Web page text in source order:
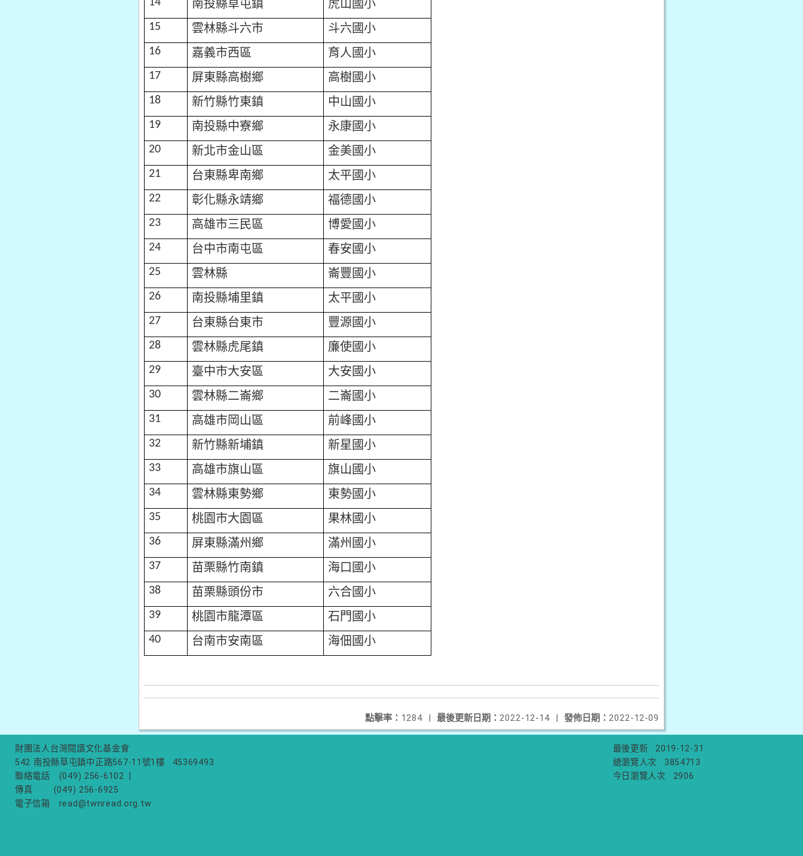
14 南投縣草屯鎮 虎山國小
15 雲林縣斗六市 斗六國小
16 嘉義市西區 育人國小
17 屏東縣高樹鄉 高樹國小
18 新竹縣竹東鎮 中山國小
19 南投縣中寮鄉 永康國小
20 新北市金山區 金美國小
21 台東縣卑南鄉 太平國小
22 彰化縣永靖鄉 福德國小
23 高雄市三民區 博愛國小
24 台中市南屯區 春安國小
25 雲林縣 崙豐國小
26 南投縣埔里鎮 太平國小
27 台東縣台東市 豐源國小
28 雲林縣虎尾鎮 廉使國小
29 臺中市大安區 大安國小
30 雲林縣二崙鄉 二崙國小
31 高雄市岡山區 前峰國小
32 新竹縣新埔鎮 新星國小
33 高雄市旗山區 旗山國小
34 雲林縣東勢鄉 東勢國小
35 桃園市大園區 果林國小
36 屏東縣滿州鄉 滿州國小
37 苗栗縣竹南鎮 海口國小
38 苗栗縣頭份市 六合國小
39 桃園市龍潭區 石門國小
40 台南市安南區 海佃國小
發佈日期： 2022-12-09
最後更新日期： 2022-12-14 |
點擊率： 1284 |
財團法人台灣閱讀文化基金會
542 南投縣草屯鎮中正路567-11號1樓
45369493
聯絡電話
(049) 256-6102
傳真
(049) 256-6925
電子信箱
read@twnread.org.tw
最後更新
2019-12-31
總瀏覽人次
3854713
今日瀏覽人次
2906